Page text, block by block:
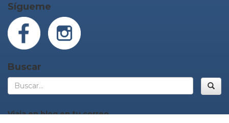
Sígueme
Buscar
Viaja en blog en tu correo